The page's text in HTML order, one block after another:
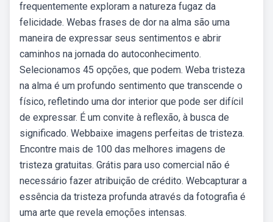
frequentemente exploram a natureza fugaz da
felicidade. Webas frases de dor na alma são uma
maneira de expressar seus sentimentos e abrir
caminhos na jornada do autoconhecimento.
Selecionamos 45 opções, que podem. Weba tristeza
na alma é um profundo sentimento que transcende o
físico, refletindo uma dor interior que pode ser difícil
de expressar. É um convite à reflexão, à busca de
significado. Webbaixe imagens perfeitas de tristeza.
Encontre mais de 100 das melhores imagens de
tristeza gratuitas. Grátis para uso comercial não é
necessário fazer atribuição de crédito. Webcapturar a
essência da tristeza profunda através da fotografia é
uma arte que revela emoções intensas.